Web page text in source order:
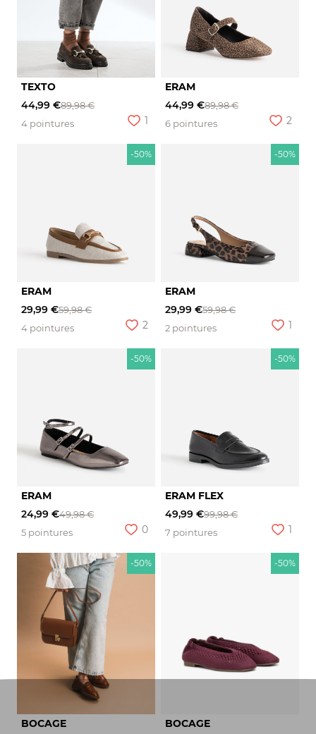
TEXTO
44,99 €89,98 €
4 pointures
1
ERAM
44,99 €89,98 €
6 pointures
2
-50%
ERAM
29,99 €59,98 €
4 pointures
2
-50%
ERAM
29,99 €59,98 €
2 pointures
1
-50%
ERAM
24,99 €49,98 €
5 pointures
0
-50%
ERAM FLEX
49,99 €99,98 €
7 pointures
1
-50%
BOCAGE
-50%
BOCAGE